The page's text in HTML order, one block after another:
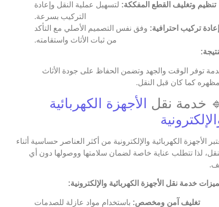
تنظيم وتغليف القطع المفككة: لتسهيل عملية النقل وإعادة
التركيب بسرعة.
إعادة تركيب احترافية: وفق نفس التصميم الأصلي مع التأكد
من ثبات الأثاث واستقامته.
توفر الوقت والجهد وتضمن الحفاظ على جودة الأثاث
كما كان قبل النقل.
خدمة نقل
الأجهزة الكهربائية
الأجهزة الكهربائية والإلكترونية من أكثر العناصر حساسية أثناء
لذا تتطلب عناية خاصة لضمان سلامتها ووصولها دون أي
خدمة نقل الأجهزة الكهربائية والإلكترونية:
تغليف آمن ومخصص: باستخدام مواد عازلة للصدمات